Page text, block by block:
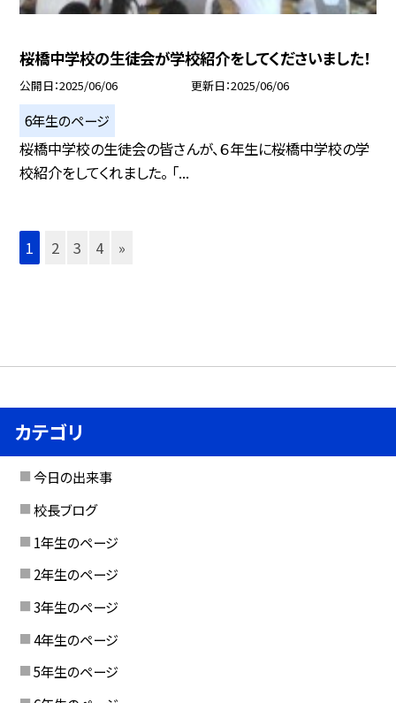
桜橋中学校の生徒会が学校紹介をしてくださいました！
公開日 2025/06/06 更新日 2025/06/06
6年生のページ
桜橋中学校の生徒会の皆さんが、６年生に桜橋中学校の学
校紹介をしてくれました。 「...
1 2 3 4 »
カテゴリ
今日の出来事
校長ブログ
1年生のページ
2年生のページ
3年生のページ
4年生のページ
5年生のページ